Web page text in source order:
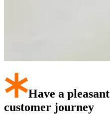
Have a pleasant
customer journey